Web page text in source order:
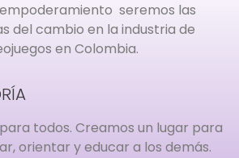
seremos las
del cambio en la industria de
en Colombia.
todos. Creamos un lugar para
orientar y educar a los demás.